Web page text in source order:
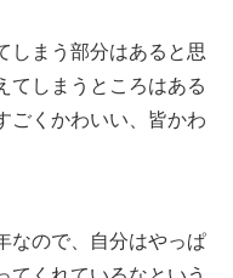
しまう部分はあると思
てしまうところはある
ごくかわいい、皆かわ
なので、自分はやっぱ